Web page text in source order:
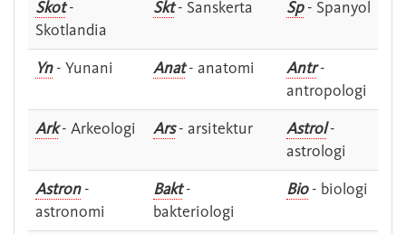
Skot-
Skotlandia
Skt- Sanskerta Sp- Spanyol
Yn- Yunani Anat- anatomi Antr-
antropologi
Ark- Arkeologi Ars- arsitektur Astrol-
astrologi
Astron-
astronomi
Bakt-
bakteriologi
Bio- biologi